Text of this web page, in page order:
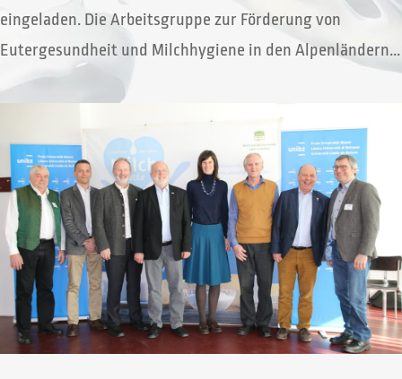
eingeladen. Die Arbeitsgruppe zur Förderung von
Eutergesundheit und Milchhygiene in den Alpenländern...